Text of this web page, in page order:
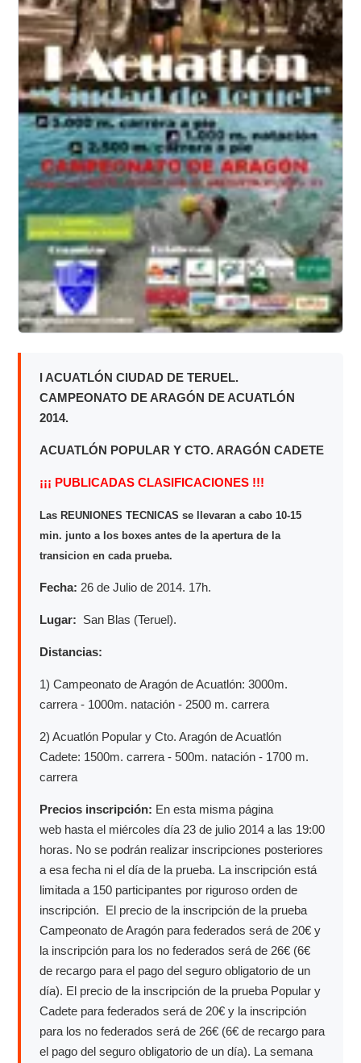
I ACUATLÓN CIUDAD DE TERUEL.
CAMPEONATO DE ARAGÓN DE ACUATLÓN
2014.
ACUATLÓN POPULAR Y CTO. ARAGÓN CADETE
¡¡¡ PUBLICADAS CLASIFICACIONES !!!
Las REUNIONES TECNICAS se llevaran a cabo 10-15
min. junto a los boxes antes de la apertura de la
transicion en cada prueba.
Fecha: 26 de Julio de 2014. 17h.
Lugar: San Blas (Teruel).
Distancias:
1) Campeonato de Aragón de Acuatlón: 3000m.
carrera - 1000m. natación - 2500 m. carrera
2) Acuatlón Popular y Cto. Aragón de Acuatlón
Cadete: 1500m. carrera - 500m. natación - 1700 m.
carrera
Precios inscripción: En esta misma página
web hasta el miércoles día 23 de julio 2014 a las 19:00
horas. No se podrán realizar inscripciones posteriores
a esa fecha ni el día de la prueba. La inscripción está
limitada a 150 participantes por riguroso orden de
inscripción. El precio de la inscripción de la prueba
Campeonato de Aragón para federados será de 20€ y
la inscripción para los no federados será de 26€ (6€
de recargo para el pago del seguro obligatorio de un
día). El precio de la inscripción de la prueba Popular y
Cadete para federados será de 20€ y la inscripción
para los no federados será de 26€ (6€ de recargo para
el pago del seguro obligatorio de un día). La semana